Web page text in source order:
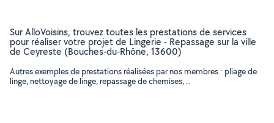
Sur AlloVoisins, trouvez toutes les prestations de services
pour réaliser votre projet de Lingerie - Repassage sur la ville
de Ceyreste (Bouches-du-Rhône, 13600)
Autres exemples de prestations réalisées par nos membres : pliage de
linge, nettoyage de linge, repassage de chemises, ..